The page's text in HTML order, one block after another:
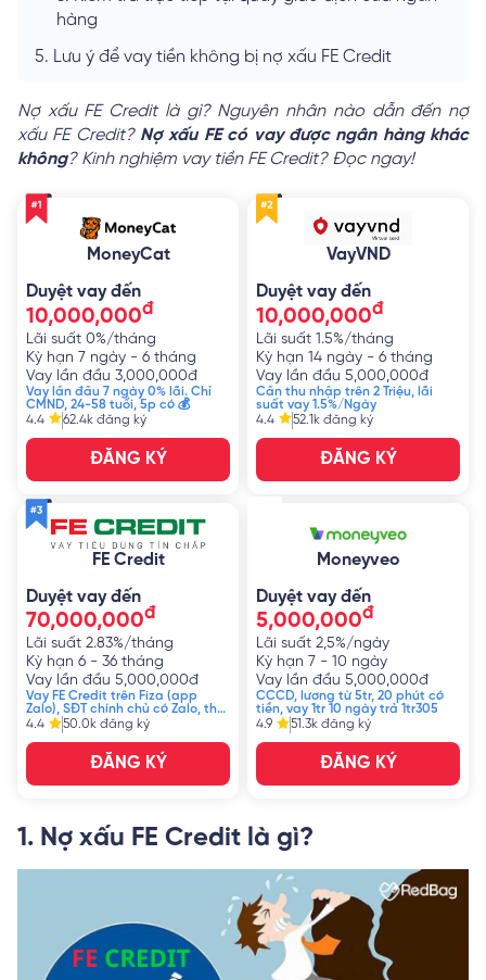
hàng
5. Lưu ý để vay tiền không bị nợ xấu FE Credit
Nợ xấu FE Credit là gì? Nguyên nhân nào dẫn đến nợ
xấu FE Credit? Nợ xấu FE có vay được ngân hàng khác
không? Kinh nghiệm vay tiền FE Credit? Đọc ngay!
MoneyCat
Duyệt vay đến
10,000,000đ
Lãi suất 0%/tháng
Kỳ hạn 7 ngày - 6 tháng
Vay lần đầu 3,000,000đ
Vay lần đầu 7 ngày 0% lãi. Chỉ
CMND, 24-58 tuổi, 5p có 💰
4.4
62.4k đăng ký
ĐĂNG KÝ
VayVND
Duyệt vay đến
10,000,000đ
Lãi suất 1.5%/tháng
Kỳ hạn 14 ngày - 6 tháng
Vay lần đầu 5,000,000đ
Cần thu nhập trên 2 Triệu, lãi
suất vay 1.5%/Ngày
4.4
52.1k đăng ký
ĐĂNG KÝ
FE Credit
Duyệt vay đến
70,000,000đ
Lãi suất 2.83%/tháng
Kỳ hạn 6 - 36 tháng
Vay lần đầu 5,000,000đ
Vay FE Credit trên Fiza (app
Zalo), SĐT chính chủ có Zalo, thu
nhập từ 7 triệu, CMND/CCCD
4.4 50.0k đăng ký
ĐĂNG KÝ
Moneyveo
Duyệt vay đến
5,000,000đ
Lãi suất 2,5%/ngày
Kỳ hạn 7 - 10 ngày
Vay lần đầu 5,000,000đ
CCCD, lương từ 5tr, 20 phút có
tiền, vay 1tr 10 ngày trả 1tr305
4.9
51.3k đăng ký
ĐĂNG KÝ
1. Nợ xấu FE Credit là gì?